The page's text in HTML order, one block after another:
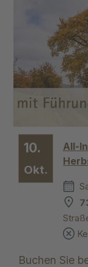
10.
Okt.
All-
Buchen Sie